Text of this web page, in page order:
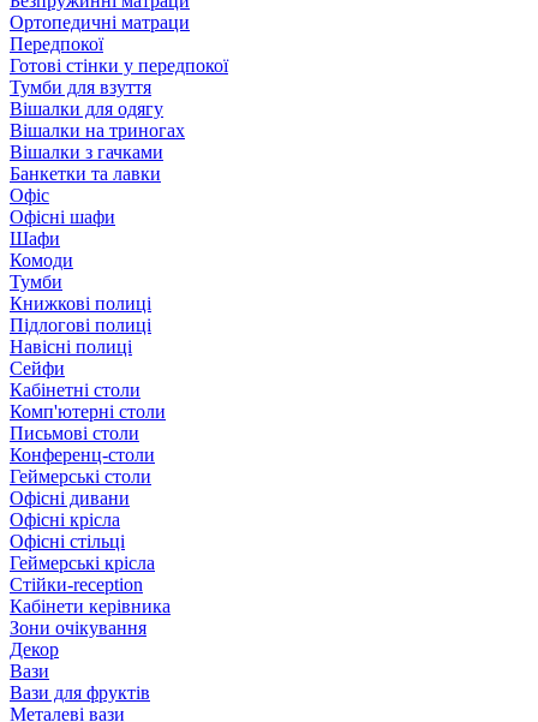
Ортопедичні матраци
Передпокої
Готові стінки у передпокої
Тумби для взуття
Вішалки для одягу
Вішалки на триногах
Вішалки з гачками
Банкетки та лавки
Офіс
Офісні шафи
Шафи
Комоди
Тумби
Книжкові полиці
Підлогові полиці
Навісні полиці
Сейфи
Кабінетні столи
Комп'ютерні столи
Письмові столи
Конференц-столи
Геймерські столи
Офісні дивани
Офісні крісла
Офісні стільці
Геймерські крісла
Стійки-reception
Кабінети керівника
Зони очікування
Декор
Вази
Вази для фруктів
Металеві вази